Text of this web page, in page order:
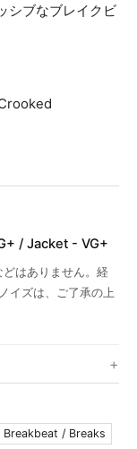
シブなブレイクビ
/ Jacket - VG+
はありません。経
イズは、ご了承の上
Breakbeat / Breaks